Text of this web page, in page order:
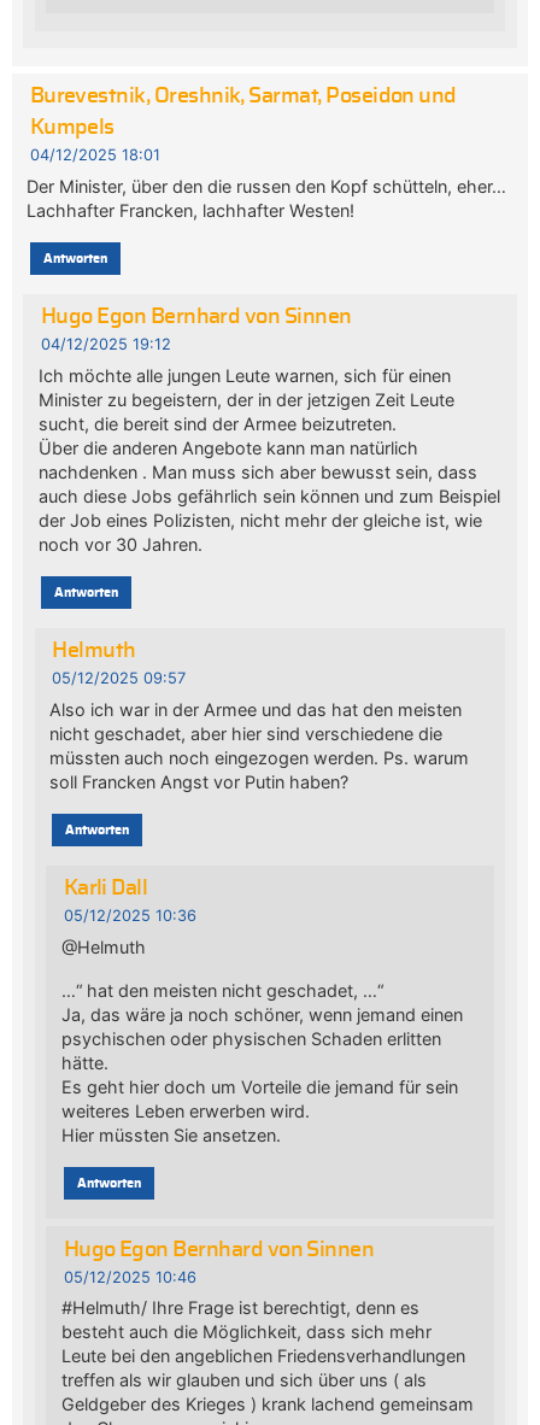
Burevestnik, Oreshnik, Sarmat, Poseidon und
Kumpels
04/12/2025 18:01
Der Minister, über den die russen den Kopf schütteln, eher…
Lachhafter Francken, lachhafter Westen!
Antworten
Hugo Egon Bernhard von Sinnen
04/12/2025 19:12
Ich möchte alle jungen Leute warnen, sich für einen
Minister zu begeistern, der in der jetzigen Zeit Leute
sucht, die bereit sind der Armee beizutreten.
Über die anderen Angebote kann man natürlich
nachdenken . Man muss sich aber bewusst sein, dass
auch diese Jobs gefährlich sein können und zum Beispiel
der Job eines Polizisten, nicht mehr der gleiche ist, wie
noch vor 30 Jahren.
Antworten
Helmuth
05/12/2025 09:57
Also ich war in der Armee und das hat den meisten
nicht geschadet, aber hier sind verschiedene die
müssten auch noch eingezogen werden. Ps. warum
soll Francken Angst vor Putin haben?
Antworten
Karli Dall
05/12/2025 10:36
@Helmuth
…“ hat den meisten nicht geschadet, …“
Ja, das wäre ja noch schöner, wenn jemand einen
psychischen oder physischen Schaden erlitten
hätte.
Es geht hier doch um Vorteile die jemand für sein
weiteres Leben erwerben wird.
Hier müssten Sie ansetzen.
Antworten
Hugo Egon Bernhard von Sinnen
05/12/2025 10:46
#Helmuth/ Ihre Frage ist berechtigt, denn es
besteht auch die Möglichkeit, dass sich mehr
Leute bei den angeblichen Friedensverhandlungen
treffen als wir glauben und sich über uns ( als
Geldgeber des Krieges ) krank lachend gemeinsam